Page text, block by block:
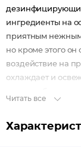
ингредиенты на
приятным
но кроме этого
воздействие на
охлаждает и
чистые сухие ноги
Читать все